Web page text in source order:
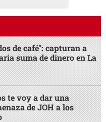
de café": capturan a
suma de dinero en La
te voy a dar una
de JOH a los